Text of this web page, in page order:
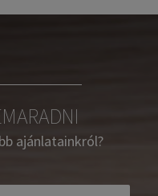
ajánlatainkról?